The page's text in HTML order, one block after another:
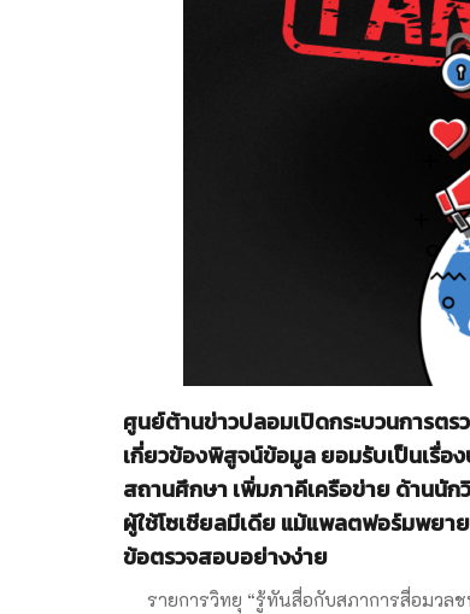
ศูนย์ต้านข่าวปลอมเปิดกระบวนการต
เกี่ยวข้องพิสูจน์ข้อมูล ยอมรับเป็นเรื่อ
สถานศึกษา เพิ่มภาคีเครือข่าย ด้านนั
ผู้ใช้โซเชียลมีเดีย แม้แพลตฟอร์มพย
ข้อตรวจสอบอย่างง่าย
รายการวิทยุ “รู้ทันสื่อกับสภาการสื่อมวลช